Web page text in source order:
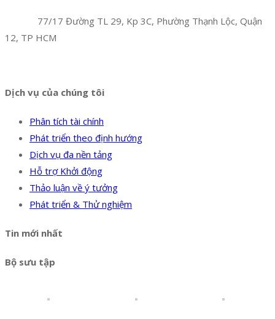
77/17 Đường TL 29, Kp 3C, Phường Thạnh Lộc, Quận
12, TP HCM
Dịch vụ của chúng tôi
Phân tích tài chính
Phát triển theo định hướng
Dịch vụ đa nền tảng
Hỗ trợ Khởi động
Thảo luận về ý tưởng
Phát triển & Thử nghiệm
Tin mới nhất
Bộ sưu tập